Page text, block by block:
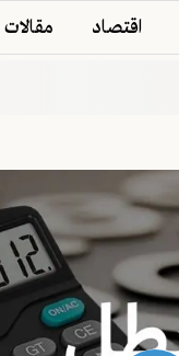
اقتصاد مقالات